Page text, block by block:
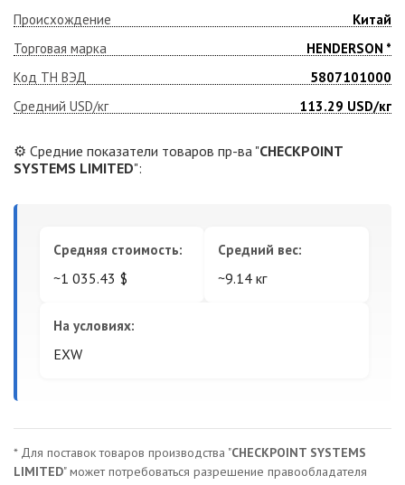
Происхождение
Китай
Торговая марка
HENDERSON *
Код ТН ВЭД
5807101000
Средний USD/кг
113.29 USD/кг
⚙️ Средние показатели товаров пр-ва "CHECKPOINT
SYSTEMS LIMITED":
Средняя стоимость:
~1 035.43 $
Средний вес:
~9.14 кг
На условиях:
EXW
* Для поставок товаров производства "CHECKPOINT SYSTEMS
LIMITED" может потребоваться разрешение правообладателя